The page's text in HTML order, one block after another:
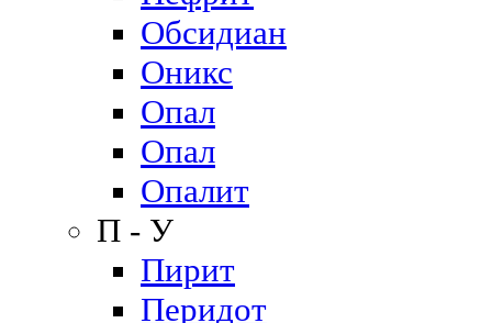
Обсидиан
Оникс
Опал
Опал
Опалит
П - У
Пирит
Перидот